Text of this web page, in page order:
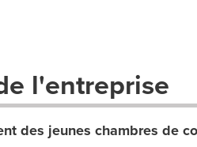
l'entreprise
des jeunes chambres de